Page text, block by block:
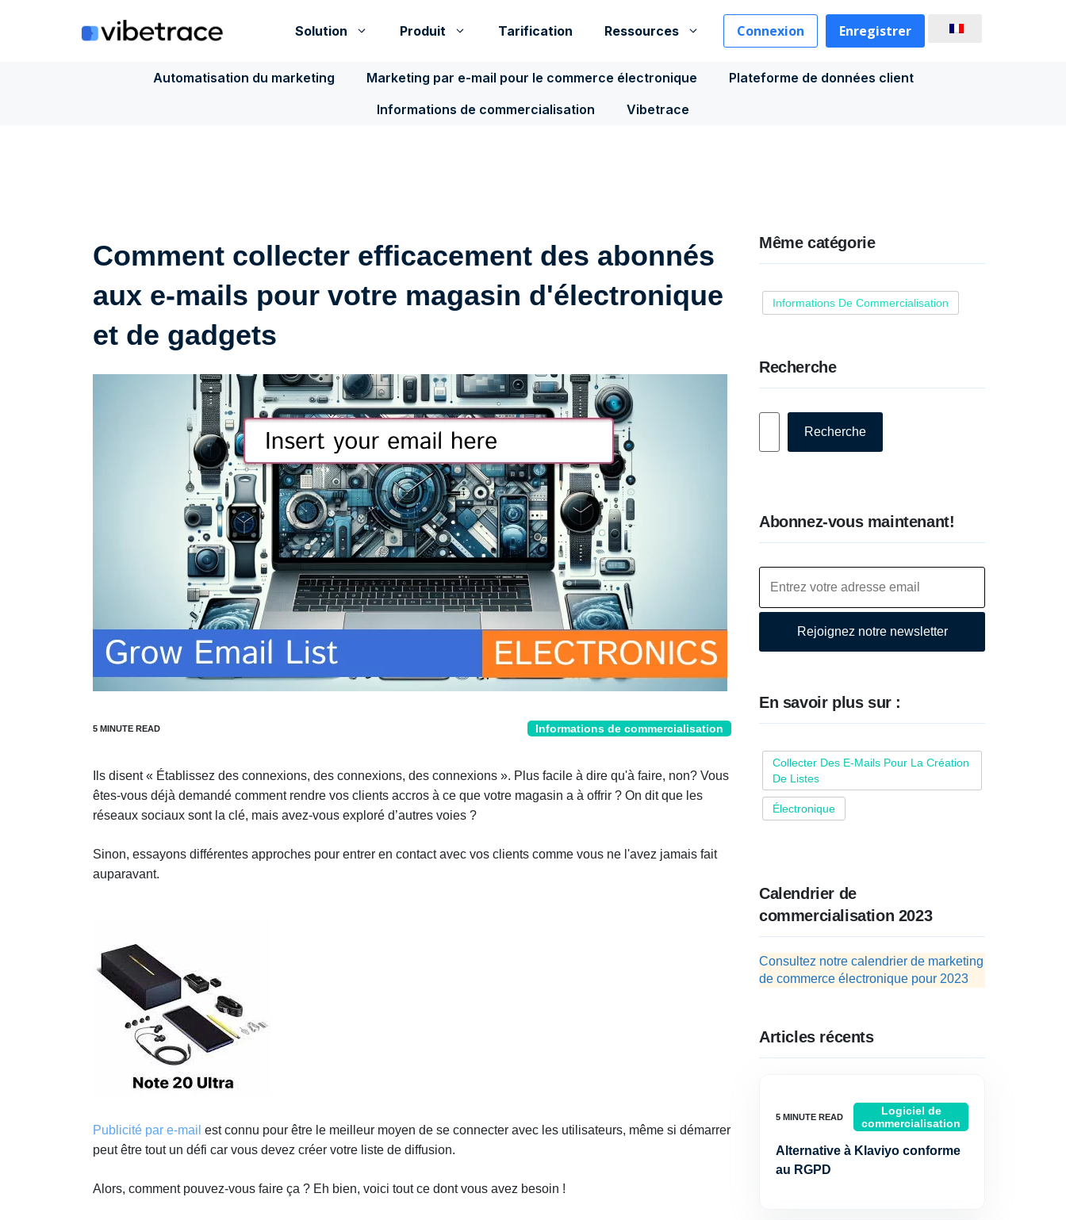
Solution Produit Tarification Ressources Connexion Enregistrer
Automatisation du marketing Marketing par e-mail pour le commerce électronique
Plateforme de données client
Informations de commercialisation
Vibetrace
Comment collecter efficacement des abonnés
aux e-mails pour votre magasin d'électronique
et de gadgets
Informations de commercialisation
Ils disent « Établissez des connexions, des connexions, des connexions ». Plus facile à dire qu'à faire, non? Vous
êtes-vous déjà demandé comment rendre vos clients accros à ce que votre magasin a à offrir ? On dit que les
réseaux sociaux sont la clé, mais avez-vous exploré d’autres voies ?
Sinon, essayons différentes approches pour entrer en contact avec vos clients comme vous ne l'avez jamais fait
auparavant.
Publicité par e-mail est connu pour être le meilleur moyen de se connecter avec les utilisateurs, même si démarrer
peut être tout un défi car vous devez créer votre liste de diffusion.
Alors, comment pouvez-vous faire ça ? Eh bien, voici tout ce dont vous avez besoin !
Même catégorie
Informations De Commercialisation
Recherche
Recherche
Abonnez-vous maintenant!
Rejoignez notre newsletter
En savoir plus sur :
Collecter Des E-Mails Pour La Création
De Listes
Électronique
Calendrier de
commercialisation 2023
Consultez notre calendrier de marketing
de commerce électronique pour 2023
Articles récents
Logiciel de
commercialisation
Alternative à Klaviyo conforme
au RGPD